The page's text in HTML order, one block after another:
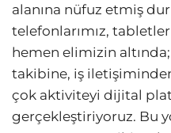
alanına nüfuz etmiş
telefonlarımız,
hemen elimizin
takibine, iş
çok aktiviteyi dijital
gerçekleştiriyoruz. Bu